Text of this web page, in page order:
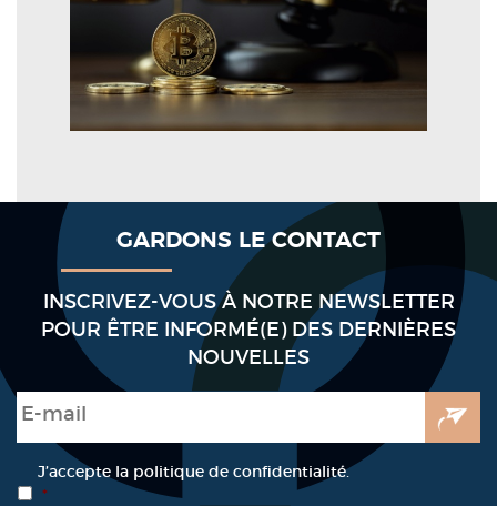
GARDONS LE CONTACT
INSCRIVEZ-VOUS À NOTRE NEWSLETTER
POUR ÊTRE INFORMÉ(E) DES DERNIÈRES
NOUVELLES
E-mail
RGPD *
J’accepte la politique de confidentialité.
*